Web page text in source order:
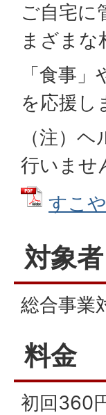
ご自宅に
まざまな
「食事
を応援し
（注）
行いませ
すこ
対象者
総合事業
料金
初回360